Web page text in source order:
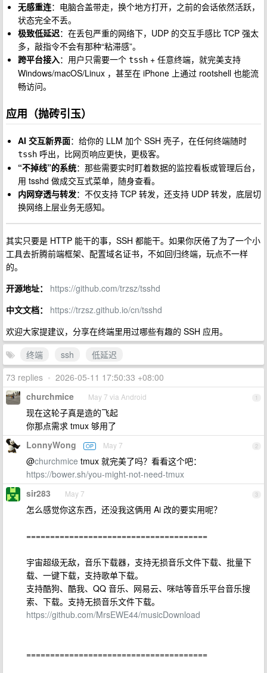
无感重连：电脑合盖带走，换个地方打开，之前的会话依然活跃，
状态完全不丢。
极致低延迟：在丢包严重的网络下，UDP 的交互手感比 TCP 强太
多，敲指令不会有那种“粘滞感”。
跨平台接入：用户只需要一个 tssh + 任意终端，就完美支持
Windows/macOS/Linux ，甚至在 iPhone 上通过 rootshell 也能流
畅访问。
应用（抛砖引玉）
AI 交互新界面：给你的 LLM 加个 SSH 壳子，在任何终端随时
tssh 呼出，比网页响应更快，更极客。
“不掉线”的系统：那些需要实时盯着数据的监控看板或管理后台，
用 tsshd 做成交互式菜单，随身查看。
内网穿透与转发：不仅支持 TCP 转发，还支持 UDP 转发，底层切
换网络上层业务无感知。
其实只要是 HTTP 能干的事，SSH 都能干。如果你厌倦了为了一个小
工具去折腾前端框架、配置域名证书，不如回归终端，玩点不一样
的。
开源地址：
https://github.com/trzsz/tsshd
中文文档：
https://trzsz.github.io/cn/tsshd
欢迎大家提建议，分享在终端里用过哪些有趣的 SSH 应用。
终端
ssh
低延迟
73 replies • 2026-05-11 17:50:33 +08:00
1
churchmice May 7 via Android
现在这轮子真是造的飞起
你那点需求 tmux 够用了
2
LonnyWong OP May 7
@churchmice tmux 就完美了吗？看看这个吧：
https://bower.sh/you-might-not-need-tmux
3
sir283 May 7
怎么感觉你这东西，还没我这俩用 Ai 改的要实用呢？
======================================
宇宙超级无敌，音乐下载器，支持无损音乐文件下载、批量下
载、一键下载，支持歌单下载。
支持酷狗、酷我、QQ 音乐、网易云、咪咕等音乐平台音乐搜
索、下载。支持无损音乐文件下载。
https://github.com/MrsEWE44/musicDownload
======================================